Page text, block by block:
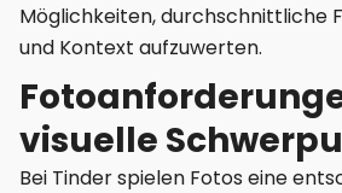
Möglichkeiten, durchschnittliche
und Kontext aufzuwerten.
visuelle
Bei Tinder spielen Fotos eine